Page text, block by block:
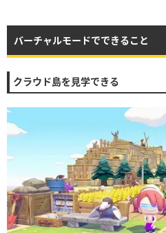
バーチャルモードでできること
クラウド島を見学できる